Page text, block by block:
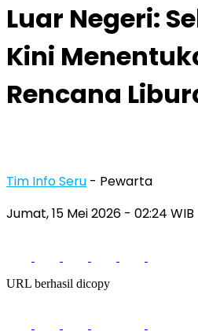
Luar Negeri:
Kini
Rencana
Tim Info Seru - Pewarta
Jumat, 15 Mei 2026 - 02:24 WIB
URL berhasil dicopy